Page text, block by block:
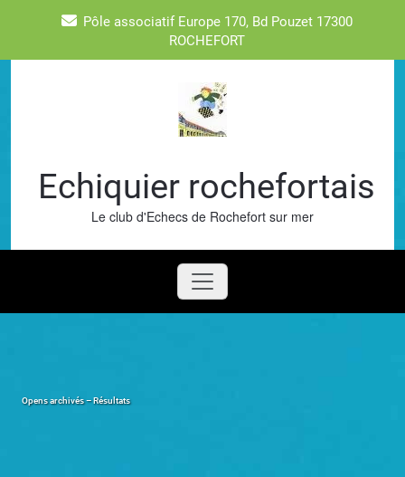
Pôle associatif Europe 170, Bd Pouzet 17300
ROCHEFORT
Echiquier rochefortais
Le club d'Echecs de Rochefort sur mer
Opens archivés – Résultats